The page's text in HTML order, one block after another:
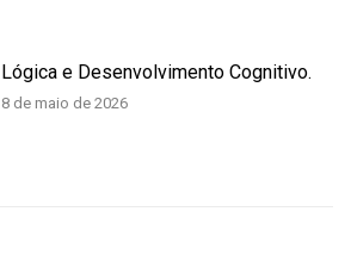
Lógica e Desenvolvimento Cognitivo.
8 de maio de 2026